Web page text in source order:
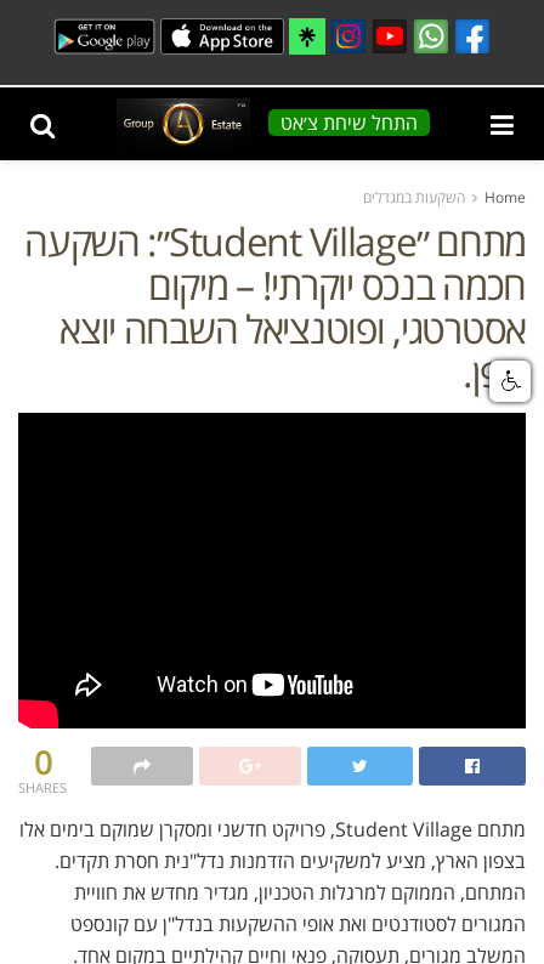
התחל שיחת צ׳אט
Home השקעות במגדלים
מתחם ״Student Village״: השקעה
חכמה בנכס יוקרתי! – מיקום
אסטרטגי, ופוטנציאל השבחה יוצא
דופן.
0
SHARES
מתחם Student Village, פרויקט חדשני ומסקרן שמוקם בימים אלו
בצפון הארץ, מציע למשקיעים הזדמנות נדל"נית חסרת תקדים.
המתחם, הממוקם למרגלות הטכניון, מגדיר מחדש את חוויית
המגורים לסטודנטים ואת אופי ההשקעות בנדל"ן עם קונספט
המשלב מגורים, תעסוקה, פנאי וחיים קהילתיים במקום אחד.